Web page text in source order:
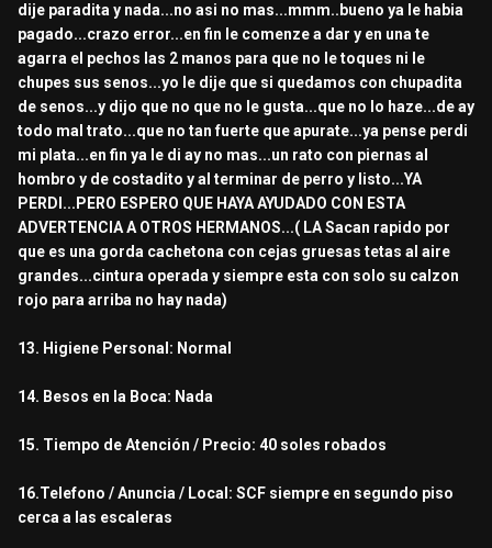
dije paradita y nada...no asi no mas...mmm..bueno ya le habia
pagado...crazo error...en fin le comenze a dar y en una te
agarra el pechos las 2 manos para que no le toques ni le
chupes sus senos...yo le dije que si quedamos con chupadita
de senos...y dijo que no que no le gusta...que no lo haze...de ay
todo mal trato...que no tan fuerte que apurate...ya pense perdi
mi plata...en fin ya le di ay no mas...un rato con piernas al
hombro y de costadito y al terminar de perro y listo...YA
PERDI...PERO ESPERO QUE HAYA AYUDADO CON ESTA
ADVERTENCIA A OTROS HERMANOS...( LA Sacan rapido por
que es una gorda cachetona con cejas gruesas tetas al aire
grandes...cintura operada y siempre esta con solo su calzon
rojo para arriba no hay nada)
13. Higiene Personal: Normal
14. Besos en la Boca: Nada
15. Tiempo de Atención / Precio: 40 soles robados
16.Telefono / Anuncia / Local: SCF siempre en segundo piso
cerca a las escaleras